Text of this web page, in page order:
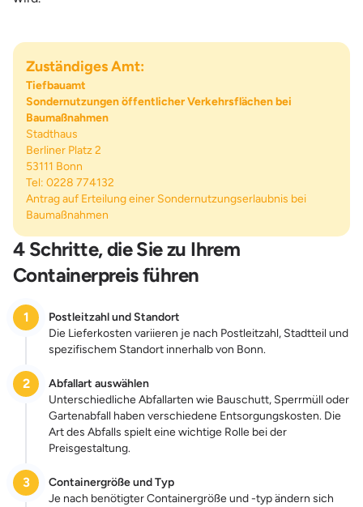
Zuständiges Amt:
Tiefbauamt
Sondernutzungen öffentlicher Verkehrsflächen bei
Baumaßnahmen
Stadthaus
Berliner Platz 2
53111 Bonn
Tel: 0228 774132
Antrag auf Erteilung einer Sondernutzungserlaubnis bei
Baumaßnahmen
4 Schritte, die Sie zu Ihrem
Containerpreis führen
1
Postleitzahl und Standort
Die Lieferkosten variieren je nach Postleitzahl, Stadtteil und
spezifischem Standort innerhalb von Bonn.
2
Abfallart auswählen
Unterschiedliche Abfallarten wie Bauschutt, Sperrmüll oder
Gartenabfall haben verschiedene Entsorgungskosten. Die
Art des Abfalls spielt eine wichtige Rolle bei der
Preisgestaltung.
3
Containergröße und Typ
Je nach benötigter Containergröße und -typ ändern sich